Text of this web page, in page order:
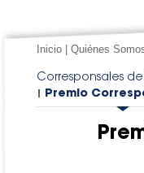
Inicio Quiénes
Corresponsales de
Premio